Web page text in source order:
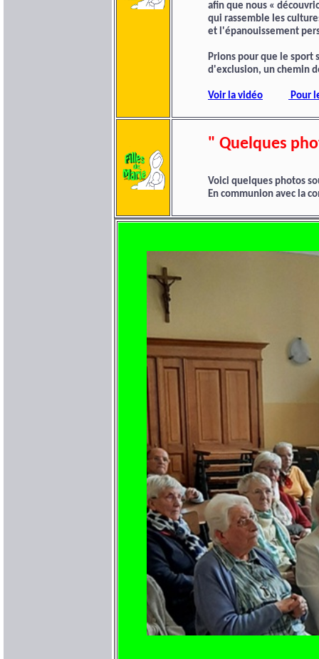
afin que nous «
qui rassemble les
et l'épanouissement
Prions pour que le
d'exclusion, un chemin
Voir la vidéo Pour
" Quelques
Voici quelques photos
En communion avec la